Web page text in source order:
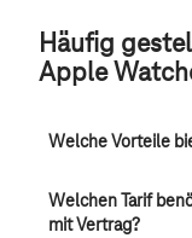
Häufig
Apple
Welche Vorteile
Welchen Tarif
mit Vertrag?